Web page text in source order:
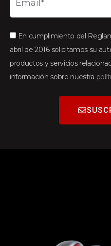
En cumplimiento del
abril de 2016 solicitamos su
productos y servicios
información sobre nuestra